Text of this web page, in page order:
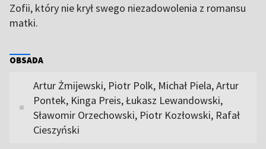
Zofii, który nie krył swego niezadowolenia z romansu
matki.
OBSADA
Artur Żmijewski, Piotr Polk, Michał Piela, Artur
Pontek, Kinga Preis, Łukasz Lewandowski,
Sławomir Orzechowski, Piotr Kozłowski, Rafał
Cieszyński